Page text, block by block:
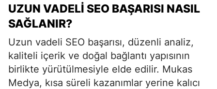
UZUN VADELI SEO BAŞARISI NASIL
SAĞLANIR?
Uzun vadeli SEO başarısı, düzenli analiz,
kaliteli içerik ve doğal bağlantı yapısının
birlikte yürütülmesiyle elde edilir. Mukas
Medya, kısa süreli kazanımlar yerine kalıcı